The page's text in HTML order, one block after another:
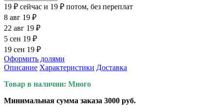
19 ₽ сейчас и 19 ₽ потом, без переплат
8 авг 19 ₽
22 авг 19 ₽
5 сен 19 ₽
19 сен 19 ₽
Оформить долями
Описание Характеристики Доставка
Товар в наличии: Много
Минимальная сумма заказа 3000 руб.